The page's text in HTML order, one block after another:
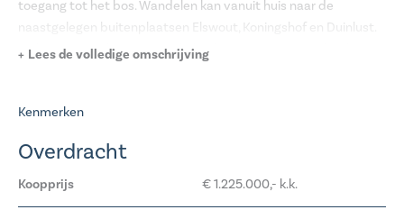
toegang tot het bos. Wandelen kan vanuit huis naar de
naastgelegen buitenplaatsen Elswout, Koningshof en Duinlust.
In deze rustige buurt, waar de kinderen op straat spelen, liggen
van Haarlem, de duinen en het strand zijn per fiets te bereiken.
Aerdenhout is er een uitstekende verbinding naar Amsterdam,
Schiphol en Den Haag. Ook de ligging ten opzichte van de
Lees de volledige omschrijving
Kenmerken
Overdracht
Koopprijs € 1.225.000,- k.k.